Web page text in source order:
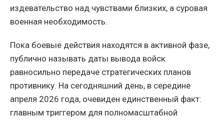
издевательство над чувствами близких, а суровая
военная необходимость.
Пока боевые действия находятся в активной фазе,
публично называть даты вывода войск
равносильно передаче стратегических планов
противнику. На сегодняшний день, в середине
апреля 2026 года, очевиден единственный факт:
главным триггером для полномасштабной